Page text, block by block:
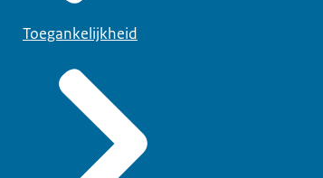
Toegankelijkheid